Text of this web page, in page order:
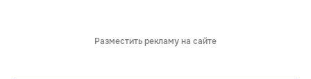
Разместить рекламу на сайте